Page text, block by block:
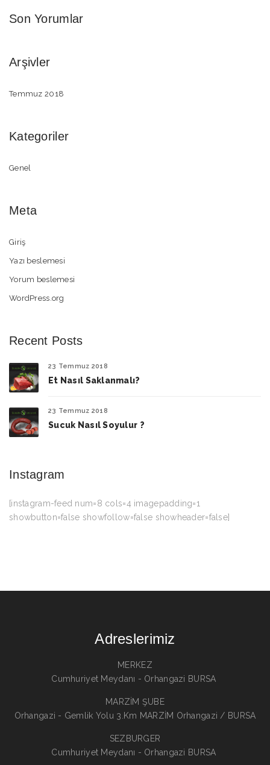
Son Yorumlar
Arşivler
Temmuz 2018
Kategoriler
Genel
Meta
Giriş
Yazı beslemesi
Yorum beslemesi
WordPress.org
Recent Posts
23 Temmuz 2018
Et Nasıl Saklanmalı?
23 Temmuz 2018
Sucuk Nasıl Soyulur ?
Instagram
[instagram-feed num=8 cols=4 imagepadding=1
showbutton=false showfollow=false showheader=false]
Adreslerimiz
MERKEZ
Cumhuriyet Meydanı - Orhangazi BURSA
MARZİM ŞUBE
Orhangazi - Gemlik Yolu 3.Km MARZİM Orhangazi / BURSA
SEZBURGER
Cumhuriyet Meydanı - Orhangazi BURSA